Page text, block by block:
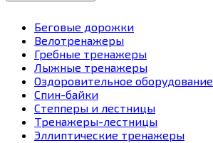
Беговые дорожки
Велотренажеры
Гребные тренажеры
Лыжные тренажеры
Оздоровительное оборудование
Спин-байки
Степперы и лестницы
Тренажеры-лестницы
Эллиптические тренажеры